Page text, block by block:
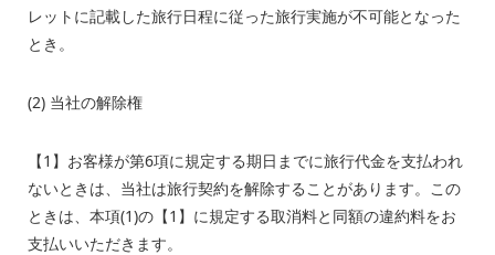
レットに記載した旅行日程に従った旅行実施が不可能となった
とき。
(2) 当社の解除権
【1 】お客様が第6項に規定する期日までに旅行代金を支払われ
ないときは、当社は旅行契約を解除することがあります。この
ときは、本項(1)の【1 】に規定する取消料と同額の違約料をお
支払いいただきます。